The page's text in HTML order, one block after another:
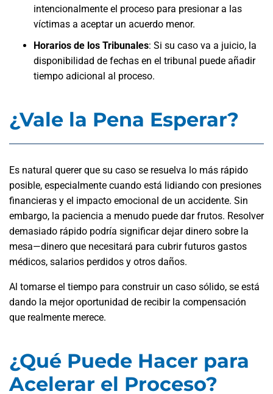
intencionalmente el proceso para presionar a las
víctimas a aceptar un acuerdo menor.
Horarios de los Tribunales: Si su caso va a juicio, la
disponibilidad de fechas en el tribunal puede añadir
tiempo adicional al proceso.
¿Vale la Pena Esperar?
Es natural querer que su caso se resuelva lo más rápido
posible, especialmente cuando está lidiando con presiones
financieras y el impacto emocional de un accidente. Sin
embargo, la paciencia a menudo puede dar frutos. Resolver
demasiado rápido podría significar dejar dinero sobre la
mesa—dinero que necesitará para cubrir futuros gastos
médicos, salarios perdidos y otros daños.
Al tomarse el tiempo para construir un caso sólido, se está
dando la mejor oportunidad de recibir la compensación
que realmente merece.
¿Qué Puede Hacer para
Acelerar el Proceso?